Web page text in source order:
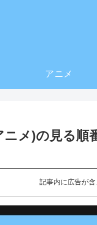
アニメ
メ)の見る順
記事内に広告が含